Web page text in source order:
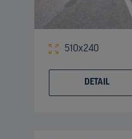
510x240
DETAIL